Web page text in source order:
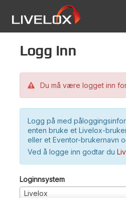
Logg inn
Du må være logget inn
Logg på med
enten bruke et Livelox-
eller et Eventor-brukernavn
Ved å logge inn godtar du
Loginnsystem
Livelox